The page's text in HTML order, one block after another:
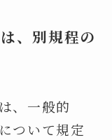
、別規程の
、一般的
ついて規定